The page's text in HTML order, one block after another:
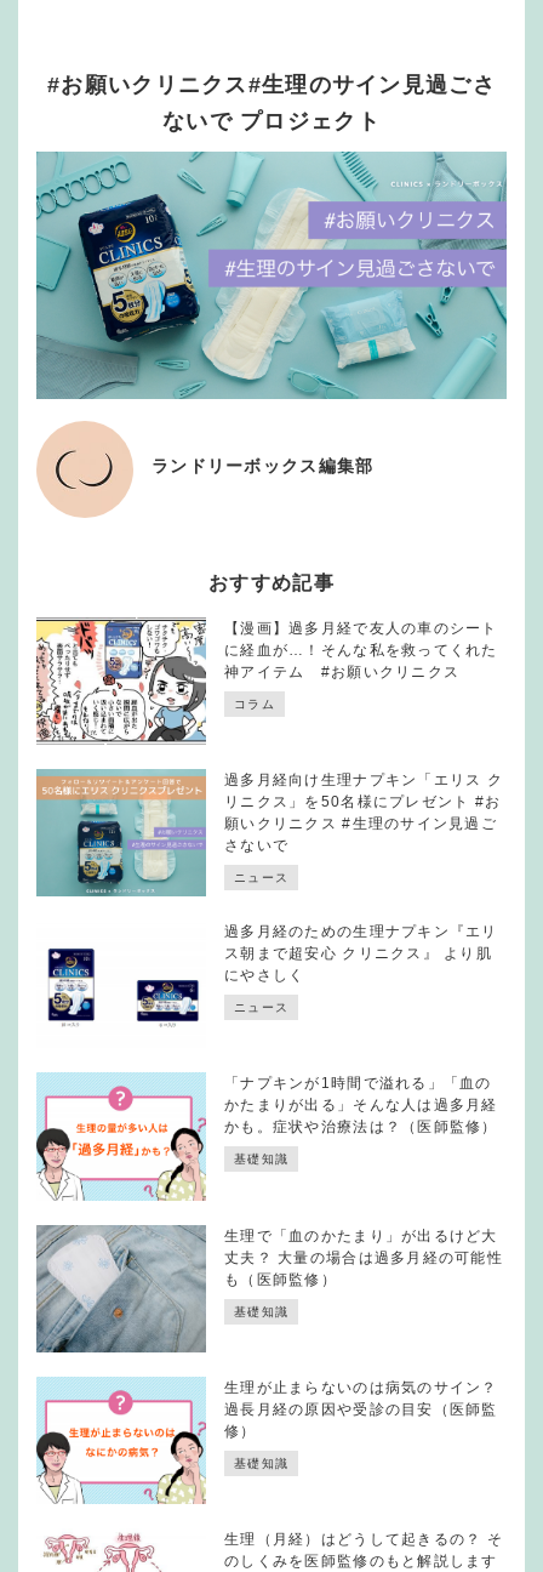
#お願いクリニクス#生理のサイン見過ごさ
ないで プロジェクト
ランドリーボックス編集部
おすすめ記事
【漫画】過多月経で友人の車のシート
に経血が…！そんな私を救ってくれた
神アイテム #お願いクリニクス
コラム
過多月経向け生理ナプキン「エリス ク
リニクス」を50名様にプレゼント #お
願いクリニクス #生理のサイン見過ご
さないで
ニュース
過多月経のための生理ナプキン『エリ
ス朝まで超安心 クリニクス』 より肌
にやさしく
ニュース
「ナプキンが1時間で溢れる」「血の
かたまりが出る」そんな人は過多月経
かも。症状や治療法は？（医師監修）
基礎知識
生理で「血のかたまり」が出るけど大
丈夫？ 大量の場合は過多月経の可能性
も（医師監修）
基礎知識
生理が止まらないのは病気のサイン？
過長月経の原因や受診の目安（医師監
修）
基礎知識
生理（月経）はどうして起きるの？ そ
のしくみを医師監修のもと解説します